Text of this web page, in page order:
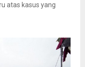
atas kasus yang